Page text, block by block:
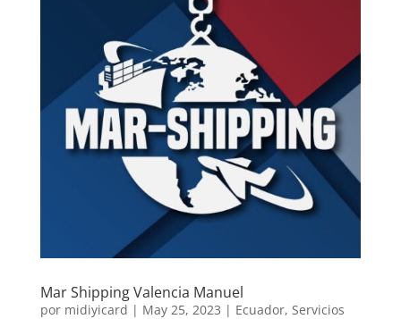
Mar Shipping Valencia Manuel
por midiyicard | May 25, 2023 | Ecuador, Servicios